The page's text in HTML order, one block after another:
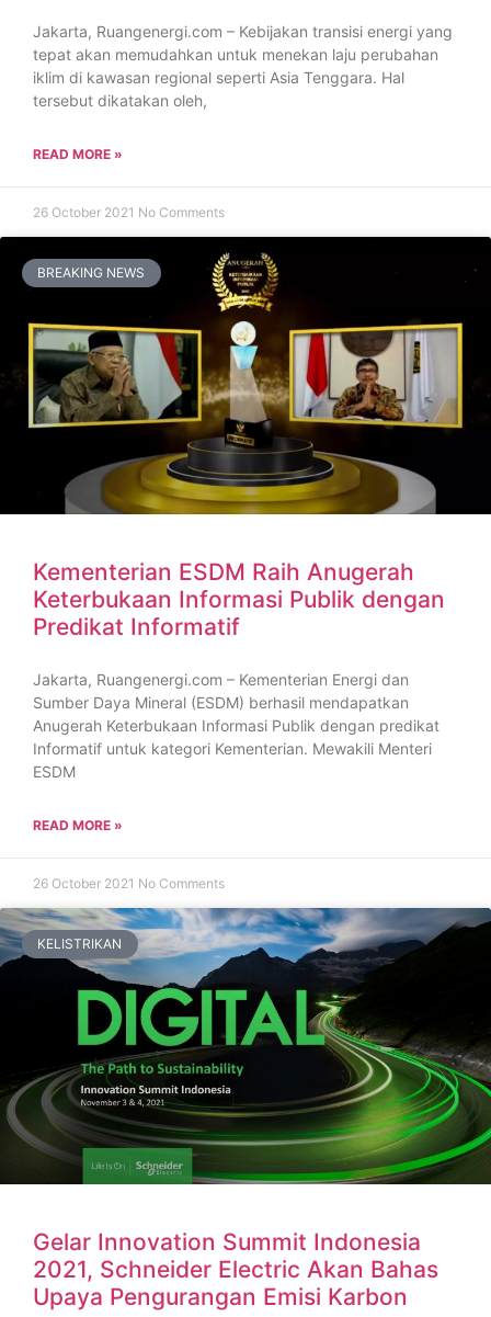
Jakarta, Ruangenergi.com – Kebijakan transisi energi yang
tepat akan memudahkan untuk menekan laju perubahan
iklim di kawasan regional seperti Asia Tenggara. Hal
tersebut dikatakan oleh,
READ MORE »
26 October 2021 No Comments
BREAKING NEWS
Kementerian ESDM Raih Anugerah
Keterbukaan Informasi Publik dengan
Predikat Informatif
Jakarta, Ruangenergi.com – Kementerian Energi dan
Sumber Daya Mineral (ESDM) berhasil mendapatkan
Anugerah Keterbukaan Informasi Publik dengan predikat
Informatif untuk kategori Kementerian. Mewakili Menteri
ESDM
READ MORE »
26 October 2021 No Comments
KELISTRIKAN
Gelar Innovation Summit Indonesia
2021, Schneider Electric Akan Bahas
Upaya Pengurangan Emisi Karbon